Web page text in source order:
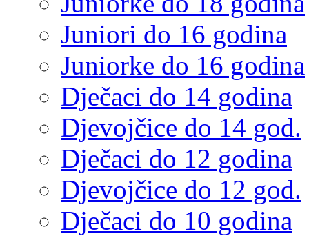
Juniori do 16 godina
Juniorke do 16 godina
Dječaci do 14 godina
Djevojčice do 14 god.
Dječaci do 12 godina
Djevojčice do 12 god.
Dječaci do 10 godina